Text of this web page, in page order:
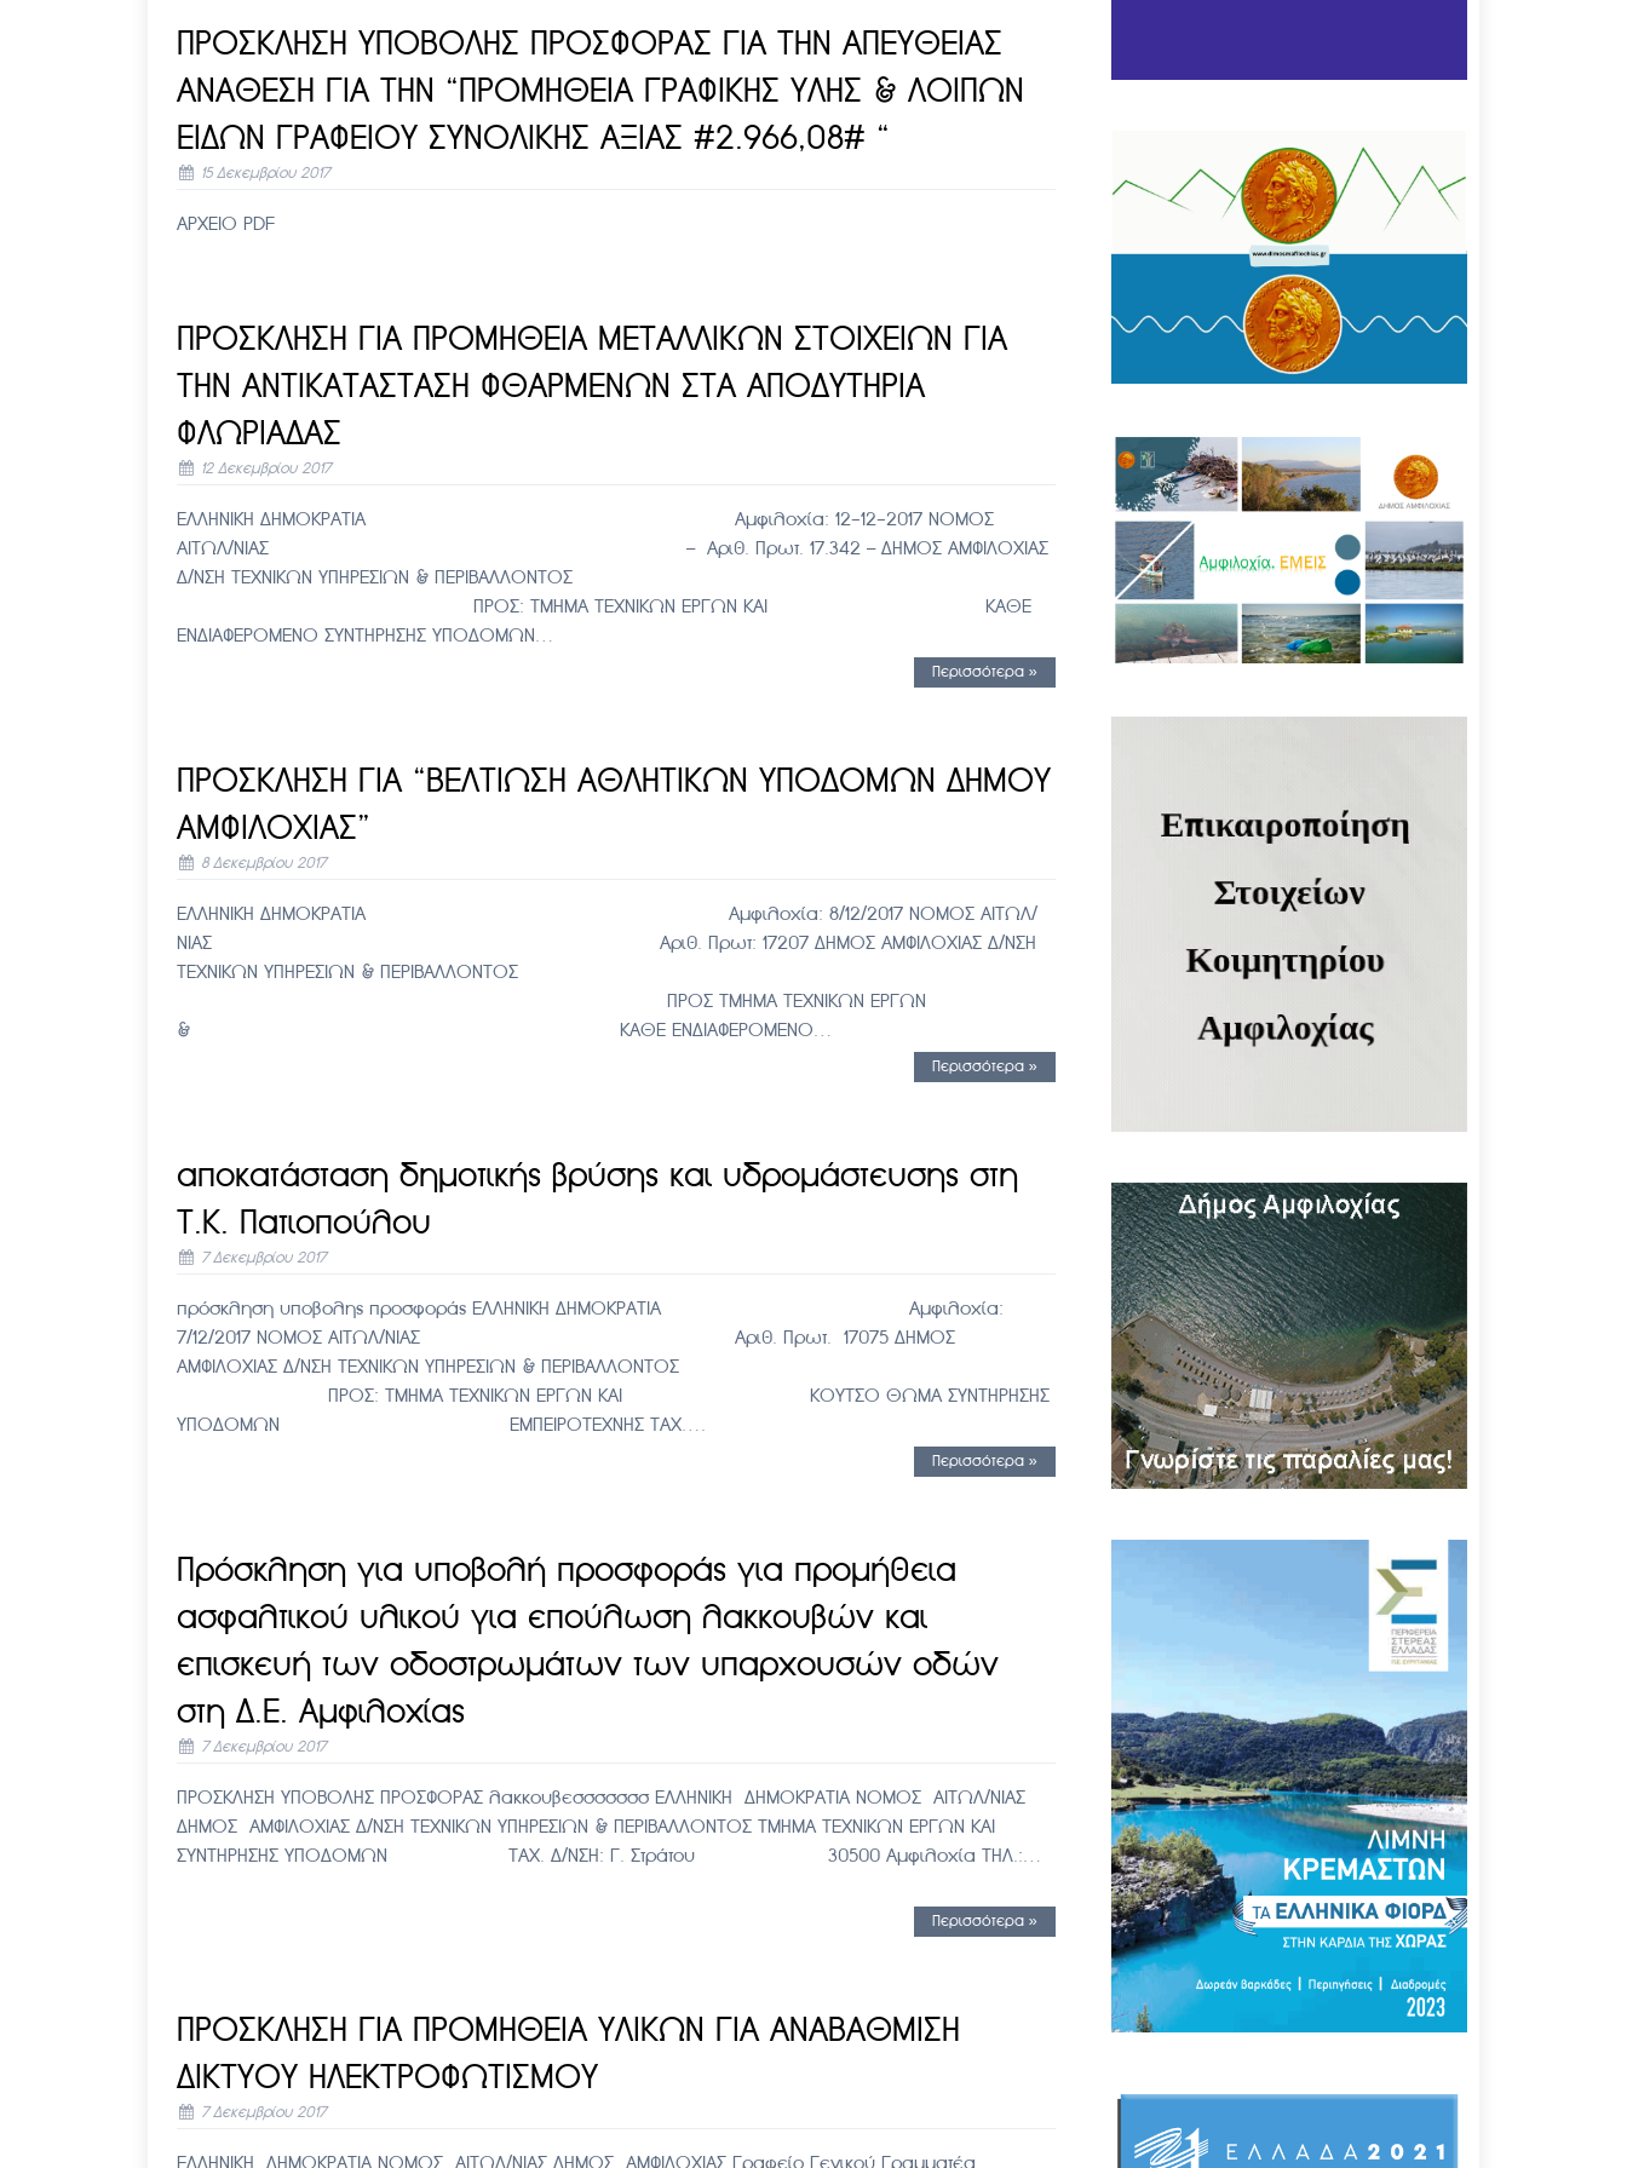
ΠΡΟΣΚΛΗΣΗ ΥΠΟΒΟΛΗΣ ΠΡΟΣΦΟΡΑΣ ΓΙΑ ΤΗΝ ΑΠΕΥΘΕΙΑΣ
ΑΝΑΘΕΣΗ ΓΙΑ ΤΗΝ “ΠΡΟΜΗΘΕΙΑ ΓΡΑΦΙΚΗΣ ΥΛΗΣ & ΛΟΙΠΩΝ
ΕΙΔΩΝ ΓΡΑΦΕΙΟΥ ΣΥΝΟΛΙΚΗΣ ΑΞΙΑΣ #2.966,08# “
15 Δεκεμβρίου 2017
ΑΡΧΕΙΟ PDF
ΠΡΟΣΚΛΗΣΗ ΓΙΑ ΠΡΟΜΗΘΕΙΑ ΜΕΤΑΛΛΙΚΩΝ ΣΤΟΙΧΕΙΩΝ ΓΙΑ
ΤΗΝ ΑΝΤΙΚΑΤΑΣΤΑΣΗ ΦΘΑΡΜΕΝΩΝ ΣΤΑ ΑΠΟΔΥΤΗΡΙΑ
ΦΛΩΡΙΑΔΑΣ
12 Δεκεμβρίου 2017
ΕΛΛΗΝΙΚΗ ΔΗΜΟΚΡΑΤΙΑ Αμφιλοχία: 12-12-2017 ΝΟΜΟΣ
ΑΙΤΩΛ/ΝΙΑΣ – Αριθ. Πρωτ. 17.342 – ΔΗΜΟΣ ΑΜΦΙΛΟΧΙΑΣ
Δ/ΝΣΗ ΤΕΧΝΙΚΩΝ ΥΠΗΡΕΣΙΩΝ & ΠΕΡΙΒΑΛΛΟΝΤΟΣ
ΠΡΟΣ: ΤΜΗΜΑ ΤΕΧΝΙΚΩΝ ΕΡΓΩΝ ΚΑΙ ΚΑΘΕ
ΕΝΔΙΑΦΕΡΟΜΕΝΟ ΣΥΝΤΗΡΗΣΗΣ ΥΠΟΔΟΜΩΝ…
Περισσότερα »
ΠΡΟΣΚΛΗΣΗ ΓΙΑ “ΒΕΛΤΙΩΣΗ ΑΘΛΗΤΙΚΩΝ ΥΠΟΔΟΜΩΝ ΔΗΜΟΥ
ΑΜΦΙΛΟΧΙΑΣ”
8 Δεκεμβρίου 2017
ΕΛΛΗΝΙΚΗ ΔΗΜΟΚΡΑΤΙΑ Αμφιλοχία: 8/12/2017 ΝΟΜΟΣ ΑΙΤΩΛ/
ΝΙΑΣ Αριθ. Πρωτ: 17207 ΔΗΜΟΣ ΑΜΦΙΛΟΧΙΑΣ Δ/ΝΣΗ
ΤΕΧΝΙΚΩΝ ΥΠΗΡΕΣΙΩΝ & ΠΕΡΙΒΑΛΛΟΝΤΟΣ
ΠΡΟΣ ΤΜΗΜΑ ΤΕΧΝΙΚΩΝ ΕΡΓΩΝ
& ΚΑΘΕ ΕΝΔΙΑΦΕΡΟΜΕΝΟ…
Περισσότερα »
αποκατάσταση δημοτικής βρύσης και υδρομάστευσης στη
Τ.Κ. Πατιοπούλου
7 Δεκεμβρίου 2017
πρόσκληση υποβολης προσφοράς ΕΛΛΗΝΙΚΗ ΔΗΜΟΚΡΑΤΙΑ Αμφιλοχία:
7/12/2017 ΝΟΜΟΣ ΑΙΤΩΛ/ΝΙΑΣ Αριθ. Πρωτ. 17075 ΔΗΜΟΣ
ΑΜΦΙΛΟΧΙΑΣ Δ/ΝΣΗ ΤΕΧΝΙΚΩΝ ΥΠΗΡΕΣΙΩΝ & ΠΕΡΙΒΑΛΛΟΝΤΟΣ
ΠΡΟΣ: ΤΜΗΜΑ ΤΕΧΝΙΚΩΝ ΕΡΓΩΝ ΚΑΙ ΚΟΥΤΣΟ ΘΩΜΑ ΣΥΝΤΗΡΗΣΗΣ
ΥΠΟΔΟΜΩΝ ΕΜΠΕΙΡΟΤΕΧΝΗΣ ΤΑΧ….
Περισσότερα »
Πρόσκληση για υποβολή προσφοράς για προμήθεια
ασφαλτικού υλικού για επούλωση λακκουβών και
επισκευή των οδοστρωμάτων των υπαρχουσών οδών
στη Δ.Ε. Αμφιλοχίας
7 Δεκεμβρίου 2017
ΠΡΟΣΚΛΗΣΗ ΥΠΟΒΟΛΗΣ ΠΡΟΣΦΟΡΑΣ λακκουβεσσσσσσσ ΕΛΛΗΝΙΚΗ ΔΗΜΟΚΡΑΤΙΑ ΝΟΜΟΣ ΑΙΤΩΛ/ΝΙΑΣ
ΔΗΜΟΣ ΑΜΦΙΛΟΧΙΑΣ Δ/ΝΣΗ ΤΕΧΝΙΚΩΝ ΥΠΗΡΕΣΙΩΝ & ΠΕΡΙΒΑΛΛΟΝΤΟΣ ΤΜΗΜΑ ΤΕΧΝΙΚΩΝ ΕΡΓΩΝ ΚΑΙ
ΣΥΝΤΗΡΗΣΗΣ ΥΠΟΔΟΜΩΝ ΤΑΧ. Δ/ΝΣΗ: Γ. Στράτου 30500 Αμφιλοχία ΤΗΛ.:…
Περισσότερα »
ΠΡΟΣΚΛΗΣΗ ΓΙΑ ΠΡΟΜΗΘΕΙΑ ΥΛΙΚΩΝ ΓΙΑ ΑΝΑΒΑΘΜΙΣΗ
ΔΙΚΤΥΟΥ ΗΛΕΚΤΡΟΦΩΤΙΣΜΟΥ
7 Δεκεμβρίου 2017
ΕΛΛΗΝΙΚΗ ΔΗΜΟΚΡΑΤΙΑ ΝΟΜΟΣ ΑΙΤΩΛ/ΝΙΑΣ ΔΗΜΟΣ ΑΜΦΙΛΟΧΙΑΣ Γραφείο Γενικού Γραμματέα